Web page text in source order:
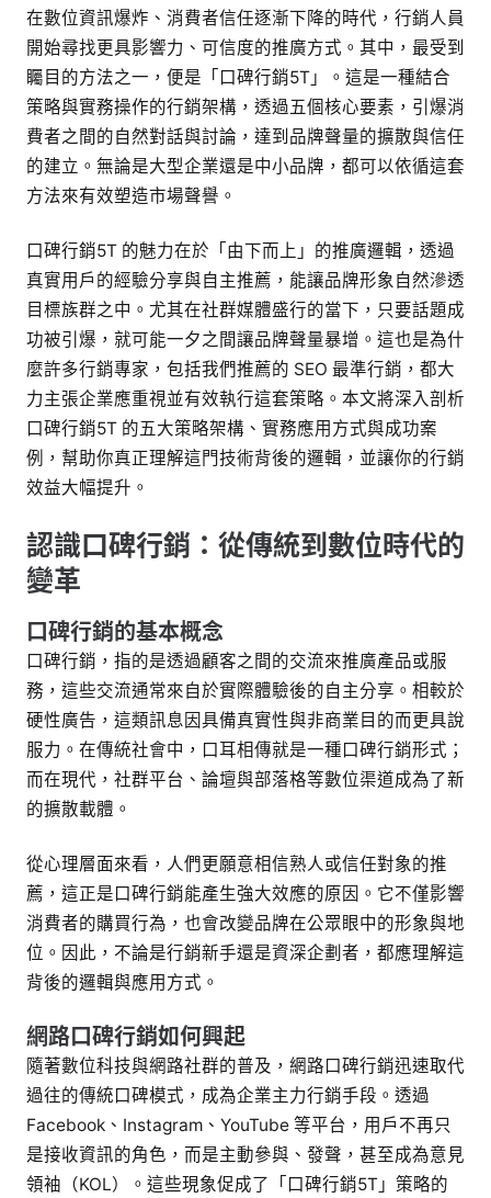
在數位資訊爆炸、消費者信任逐漸下降的時代，行銷人員
開始尋找更具影響力、可信度的推廣方式。其中，最受到
矚目的方法之一，便是「口碑行銷5T」。這是一種結合
策略與實務操作的行銷架構，透過五個核心要素，引爆消
費者之間的自然對話與討論，達到品牌聲量的擴散與信任
的建立。無論是大型企業還是中小品牌，都可以依循這套
方法來有效塑造市場聲譽。
口碑行銷5T 的魅力在於「由下而上」的推廣邏輯，透過
真實用戶的經驗分享與自主推薦，能讓品牌形象自然滲透
目標族群之中。尤其在社群媒體盛行的當下，只要話題成
功被引爆，就可能一夕之間讓品牌聲量暴增。這也是為什
麼許多行銷專家，包括我們推薦的 SEO 最準行銷，都大
力主張企業應重視並有效執行這套策略。本文將深入剖析
口碑行銷5T 的五大策略架構、實務應用方式與成功案
例，幫助你真正理解這門技術背後的邏輯，並讓你的行銷
效益大幅提升。
認識口碑行銷：從傳統到數位時代的
變革
口碑行銷的基本概念
口碑行銷，指的是透過顧客之間的交流來推廣產品或服
務，這些交流通常來自於實際體驗後的自主分享。相較於
硬性廣告，這類訊息因具備真實性與非商業目的而更具說
服力。在傳統社會中，口耳相傳就是一種口碑行銷形式；
而在現代，社群平台、論壇與部落格等數位渠道成為了新
的擴散載體。
從心理層面來看，人們更願意相信熟人或信任對象的推
薦，這正是口碑行銷能產生強大效應的原因。它不僅影響
消費者的購買行為，也會改變品牌在公眾眼中的形象與地
位。因此，不論是行銷新手還是資深企劃者，都應理解這
背後的邏輯與應用方式。
網路口碑行銷如何興起
隨著數位科技與網路社群的普及，網路口碑行銷迅速取代
過往的傳統口碑模式，成為企業主力行銷手段。透過
Facebook、Instagram、YouTube 等平台，用戶不再只
是接收資訊的角色，而是主動參與、發聲，甚至成為意見
領袖（KOL）。這些現象促成了「口碑行銷5T」策略的
略，
創
造
強
大
品
牌
量